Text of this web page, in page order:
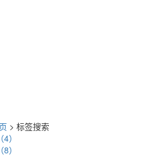
> 标签搜索
）
）